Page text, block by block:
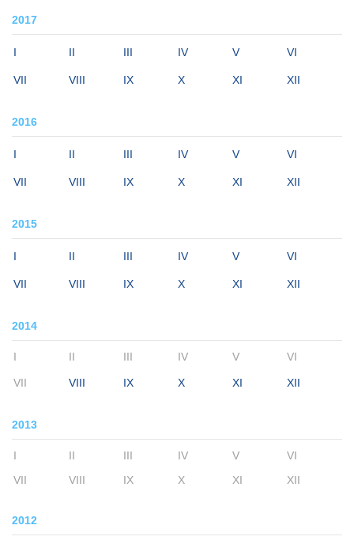
2017
I II III IV V VI
VII VIII IX X XI XII
2016
I II III IV V VI
VII VIII IX X XI XII
2015
I II III IV V VI
VII VIII IX X XI XII
2014
I II III IV V VI
VII VIII IX X XI XII
2013
I II III IV V
VI
VII
VIII IX X XI XII
2012